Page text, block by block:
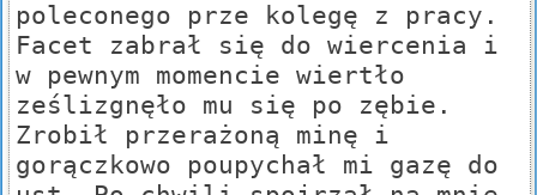
poleconego prze kolegę z pracy.
Facet zabrał się do wiercenia i
w pewnym momencie wiertło
ześlizgnęło mu się po zębie.
Zrobił przerażoną minę i
gorączkowo poupychał mi gazę do